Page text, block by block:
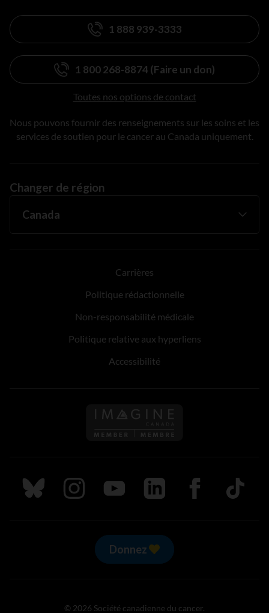
1 888 939-3333
1 800 268-8874 (Faire un don)
Toutes nos options de contact
Nous pouvons fournir des renseignements sur les soins et les
services de soutien pour le cancer au Canada uniquement.
Changer de région
Carrières
Politique rédactionnelle
Non-responsabilité médicale
Politique relative aux hyperliens
Accessibilité
Suivez nous sur Bluesky
Suivez nous sur Instagram
Suivez nous sur Youtube
Suivez nous sur LinkedIn
Suivez nous sur
TikTok
Donnez
© 2026 Société canadienne du cancer.